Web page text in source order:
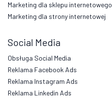
Marketing dla sklepu internetowego
Marketing dla strony internetowej
Social Media
Obsługa Social Media
Reklama Facebook Ads
Reklama Instagram Ads
Reklama Linkedin Ads